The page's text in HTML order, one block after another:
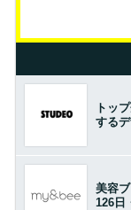
トッ
する
美容
126日